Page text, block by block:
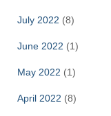
July 2022 (8)
June 2022 (1)
May 2022 (1)
April 2022 (8)